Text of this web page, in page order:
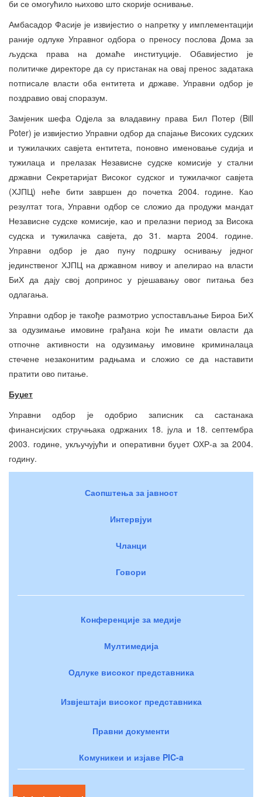
би се омогућило њихово што скорије оснивање.
Амбасадор Фасије је извијестио о напретку у имплементацији
раније одлуке Управног одбора о преносу послова Дома за
људска права на домаће институције. Обавијестио је
политичке директоре да су пристанак на овај пренос задатака
потписале власти оба ентитета и државе. Управни одбор је
поздравио овај споразум.
Замјеник шефа Одјела за владавину права Бил Потер (Bill
Poter) је извијестио Управни одбор да спајање Високих судских
и тужилачких савјета ентитета, поновно именовање судија и
тужилаца и прелазак Независне судске комисије у стални
државни Секретаријат Високог судског и тужилачког савјета
(ХЈПЦ) неће бити завршен до почетка 2004. године. Као
резултат тога, Управни одбор се сложио да продужи мандат
Независне судске комисије, као и прелазни период за Висока
судска и тужилачка савјета, до 31. марта 2004. године.
Управни одбор је дао пуну подршку оснивању једног
јединственог ХЈПЦ на државном нивоу и апелирао на власти
БиХ да дају свој допринос у рјешавању овог питања без
одлагања.
Управни одбор је такође размотрио успостављање Бироа БиХ
за одузимање имовине грађана који ће имати овласти да
отпочне активности на одузимању имовине криминалаца
стечене незаконитим радњама и сложио се да наставити
пратити ово питање.
Буџет
Управни одбор је одобрио записник са састанака
финансијских стручњака одржаних 18. јула и 18. септембра
2003. године, укључујући и оперативни буџет ОХР-а за 2004.
годину.
Саопштења за јавност
Интервјуи
Чланци
Говори
Конференције за медије
Мултимедија
Одлуке високог представника
Извјештаји високог представника
Правни документи
Комуникеи и изјаве PIC-a